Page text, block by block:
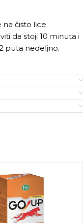
na čisto lice
da stoji 10 minuta i
puta nedeljno.